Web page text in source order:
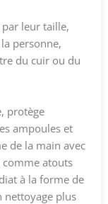
leur taille,
personne,
du cuir ou du
protège
ampoules et
de la main avec
comme atouts
à la forme de
nettoyage plus